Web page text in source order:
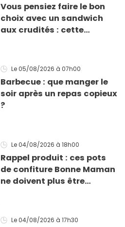
Vous pensiez faire le bon
choix avec un sandwich
aux crudités : cette
Le 05/08/2026 à 07h00
Barbecue : que manger le
soir après un repas copieux
?
Le 04/08/2026 à 18h00
Rappel produit : ces pots
de confiture Bonne Maman
ne doivent plus être
morceaux de verre
Le 04/08/2026 à 17h30